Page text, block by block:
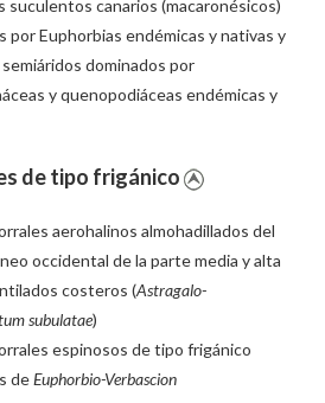
suculentos canarios (macaronésicos)
por Euphorbias endémicas y nativas y
dominados por
y quenopodiáceas endémicas y
de tipo frigánico
aerohalinos almohadillados del
occidental de la parte media y alta
costeros (Astragalo-
subulatae)
espinosos de tipo frigánico
deEuphorbio-Verbascion